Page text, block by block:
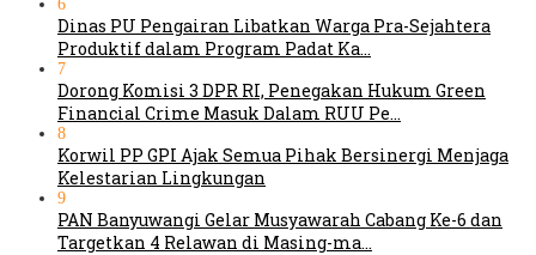
6
Dinas PU Pengairan Libatkan Warga Pra-Sejahtera
Produktif dalam Program Padat Ka…
7
Dorong Komisi 3 DPR RI, Penegakan Hukum Green
Financial Crime Masuk Dalam RUU Pe…
8
Korwil PP GPI Ajak Semua Pihak Bersinergi Menjaga
Kelestarian Lingkungan
9
PAN Banyuwangi Gelar Musyawarah Cabang Ke-6 dan
Targetkan 4 Relawan di Masing-ma…